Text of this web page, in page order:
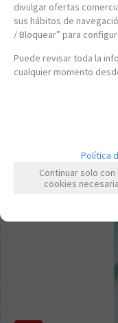
divulgar ofertas
sus hábitos de
/ Bloquear” para
Puede revisar toda la
cualquier momento
Política
Continuar solo con
cookies